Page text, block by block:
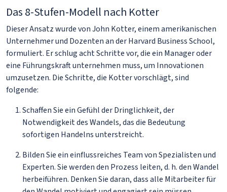
Das 8-Stufen-Modell nach Kotter
Dieser Ansatz wurde von John Kotter, einem amerikanischen
Unternehmer und Dozenten an der Harvard Business School,
formuliert. Er schlug acht Schritte vor, die ein Manager oder
eine Führungskraft unternehmen muss, um Innovationen
umzusetzen. Die Schritte, die Kotter vorschlägt, sind
folgende:
Schaffen Sie ein Gefühl der Dringlichkeit, der
Notwendigkeit des Wandels, das die Bedeutung
sofortigen Handelns unterstreicht.
Bilden Sie ein einflussreiches Team von Spezialisten und
Experten. Sie werden den Prozess leiten, d. h. den Wandel
herbeiführen. Denken Sie daran, dass alle Mitarbeiter für